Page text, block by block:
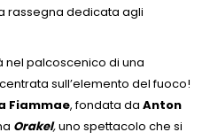
rassegna dedicata agli
nel palcoscenico di una
sull’elemento del fuoco!
Fiammae, fondata da Anton
Orakel,uno spettacolo che si